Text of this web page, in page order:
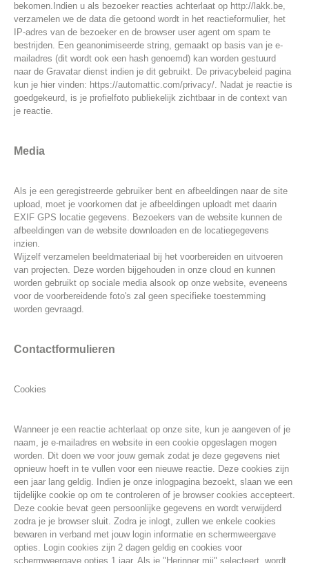
bekomen.Indien u als bezoeker reacties achterlaat op http://lakk.be,
verzamelen we de data die getoond wordt in het reactieformulier, het
IP-adres van de bezoeker en de browser user agent om spam te
bestrijden. Een geanonimiseerde string, gemaakt op basis van je e-
mailadres (dit wordt ook een hash genoemd) kan worden gestuurd
naar de Gravatar dienst indien je dit gebruikt. De privacybeleid pagina
kun je hier vinden: https://automattic.com/privacy/. Nadat je reactie is
goedgekeurd, is je profielfoto publiekelijk zichtbaar in de context van
je reactie.
Media
Als je een geregistreerde gebruiker bent en afbeeldingen naar de site
upload, moet je voorkomen dat je afbeeldingen uploadt met daarin
EXIF GPS locatie gegevens. Bezoekers van de website kunnen de
afbeeldingen van de website downloaden en de locatiegegevens
inzien.
Wijzelf verzamelen beeldmateriaal bij het voorbereiden en uitvoeren
van projecten. Deze worden bijgehouden in onze cloud en kunnen
worden gebruikt op sociale media alsook op onze website, eveneens
voor de voorbereidende foto's zal geen specifieke toestemming
worden gevraagd.
Contactformulieren
Cookies
Wanneer je een reactie achterlaat op onze site, kun je aangeven of je
naam, je e-mailadres en website in een cookie opgeslagen mogen
worden. Dit doen we voor jouw gemak zodat je deze gegevens niet
opnieuw hoeft in te vullen voor een nieuwe reactie. Deze cookies zijn
een jaar lang geldig. Indien je onze inlogpagina bezoekt, slaan we een
tijdelijke cookie op om te controleren of je browser cookies accepteert.
Deze cookie bevat geen persoonlijke gegevens en wordt verwijderd
zodra je je browser sluit. Zodra je inlogt, zullen we enkele cookies
bewaren in verband met jouw login informatie en schermweergave
opties. Login cookies zijn 2 dagen geldig en cookies voor
schermweergave opties 1 jaar. Als je "Herinner mij" selecteert, wordt